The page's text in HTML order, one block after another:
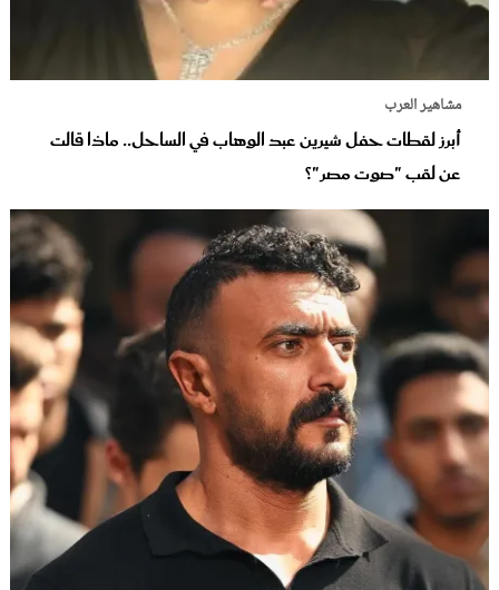
مشاهير العرب
أبرز لقطات حفل شيرين عبد الوهاب في الساحل.. ماذا قالت
عن لقب "صوت مصر"؟